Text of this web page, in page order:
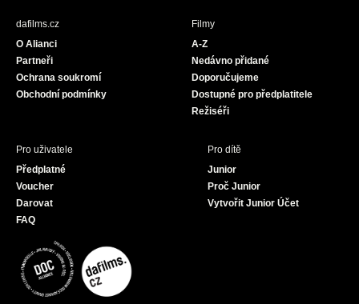
dafilms.cz
O Alianci
Partneři
Ochrana soukromí
Obchodní podmínky
Filmy
A-Z
Nedávno přidané
Doporučujeme
Dostupné pro předplatitele
Režiséři
Pro uživatele
Předplatné
Voucher
Darovat
FAQ
Pro dítě
Junior
Proč Junior
Vytvořit Junior Účet